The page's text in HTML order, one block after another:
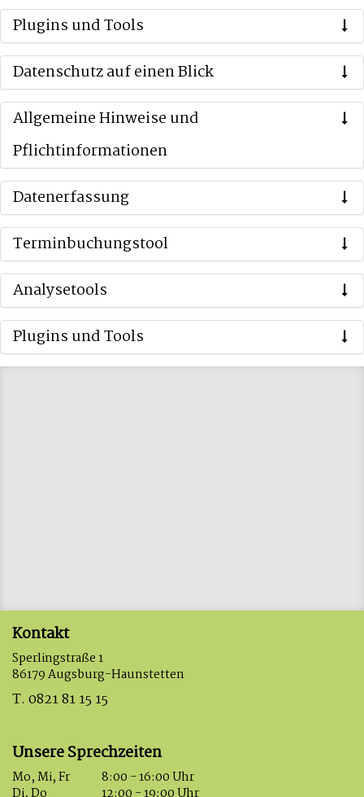
Plugins und Tools
Datenschutz auf einen Blick
Allgemeine Hinweise und
Pflichtinformationen
Datenerfassung
Terminbuchungstool
Analysetools
Plugins und Tools
Kontakt
Sperlingstraße 1
86179 Augsburg-Haunstetten
T. 0821 81 15 15
Unsere Sprechzeiten
Mo, Mi, Fr
8:00 - 16:00 Uhr